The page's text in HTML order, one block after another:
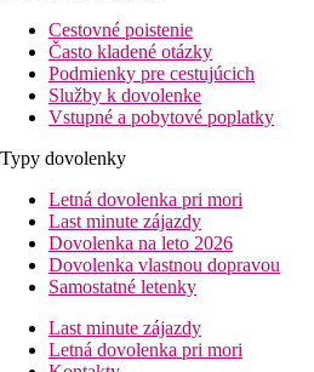
minichladnička
kúpeľňa/WC
terasa
Ostatné typy izieb(pokiaľ nie je
vyššie uvedené vybavenie)
Rodinná izba:
Informácie o hoteli
vstupná hala s recepciou
hlavná reštaurácia
lobby bar
Wi-Fi na recepcii (zadarmo)
trezor na recepcii (za
Cestovné poistenie
Často kladené otázky
Podmienky pre cestujúcich
Služby k dovolenke
Vstupné a pobytové poplatky
Typy dovolenky
Letná dovolenka pri mori
Last minute zájazdy
Dovolenka na leto 2026
Dovolenka vlastnou dopravou
Samostatné letenky
Last minute zájazdy
Letná dovolenka pri mori